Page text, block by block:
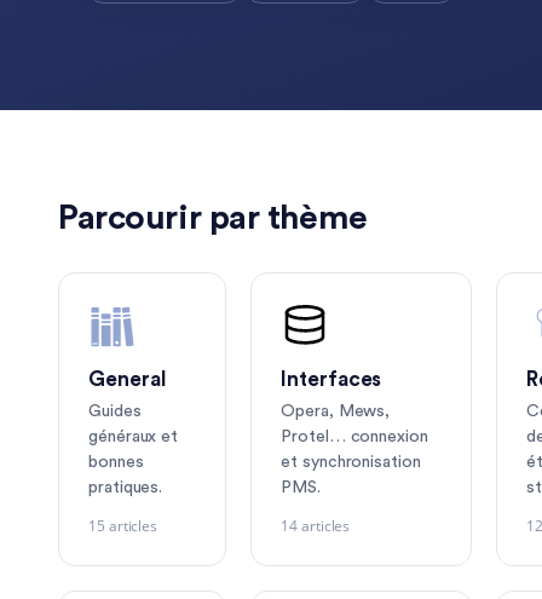
Parcourir par thème
General
Guides
généraux et
bonnes
pratiques.
15 articles
Interfaces
Opera, Mews,
Protel… connexion
et synchronisation
PMS.
14 articles